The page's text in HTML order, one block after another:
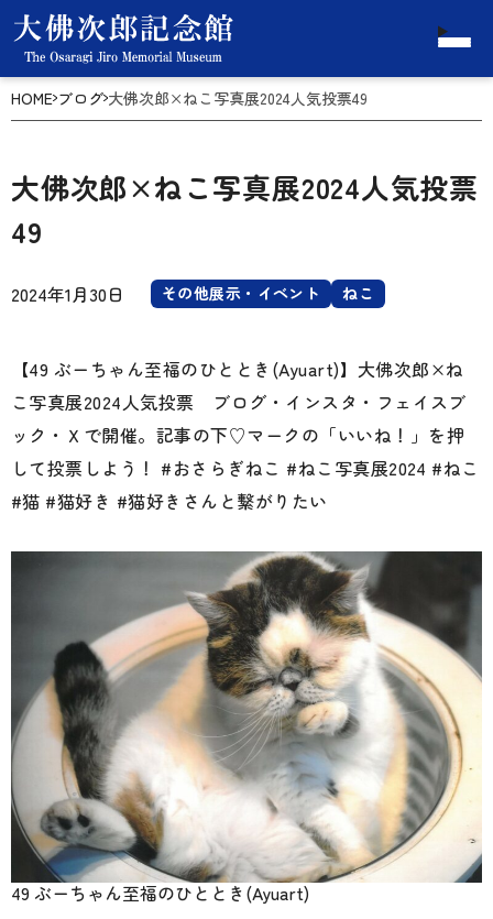
HOME ブログ 大佛次郎×ねこ写真展2024人気投票49
大佛次郎×ねこ写真展2024人気投票
49
2024年1月30日 その他展示・イベント ねこ
【49 ぶーちゃん至福のひととき(Ayuart)】大佛次郎×ね
こ写真展2024人気投票 ブログ・インスタ・フェイスブ
ック・Ｘで開催。記事の下♡マークの「いいね！」を押
して投票しよう！ #おさらぎねこ #ねこ写真展2024 #ねこ
#猫 #猫好き #猫好きさんと繋がりたい
49 ぶーちゃん至福のひととき(Ayuart)